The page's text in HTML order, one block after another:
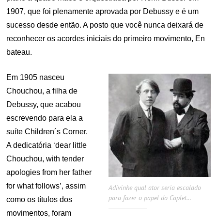
1907, que foi plenamente aprovada por Debussy e é um
sucesso desde então. A posto que você nunca deixará de
reconhecer os acordes iniciais do primeiro movimento, En
bateau.
Adivinhe qual ator seria escalado
para fazer o papel do Caplet…
Em 1905 nasceu
Chouchou, a filha de
Debussy, que acabou
escrevendo para ela a
suíte Children´s Corner.
A dedicatória ‘dear little
Chouchou, with tender
apologies from her father
for what follows’, assim
como os títulos dos
movimentos, foram